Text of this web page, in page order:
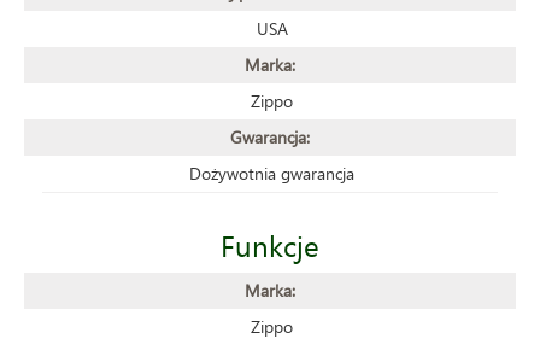
USA
Marka:
Zippo
Gwarancja:
Dożywotnia gwarancja
Funkcje
Marka:
Zippo